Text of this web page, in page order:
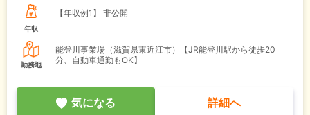
年収
【年収例1】 非公開
勤務地
能登川事業場（滋賀県東近江市）【JR能登川駅から徒歩20
分、自動車通勤もOK】
気になる 詳細へ